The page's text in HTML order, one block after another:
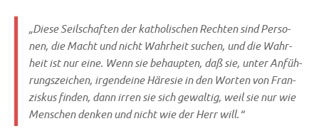
„Die­se Seil­schaf­ten der katho­li­schen Rech­ten sind Per­so­
nen, die Macht und nicht Wahr­heit suchen, und die Wahr­
heit ist nur eine. Wenn sie behaup­ten, daß sie, unter Anfüh­
rungs­zei­chen, irgend­ei­ne Häre­sie in den Wor­ten von Fran­
zis­kus fin­den, dann irren sie sich gewal­tig, weil sie nur wie
Men­schen den­ken und nicht wie der Herr will.“